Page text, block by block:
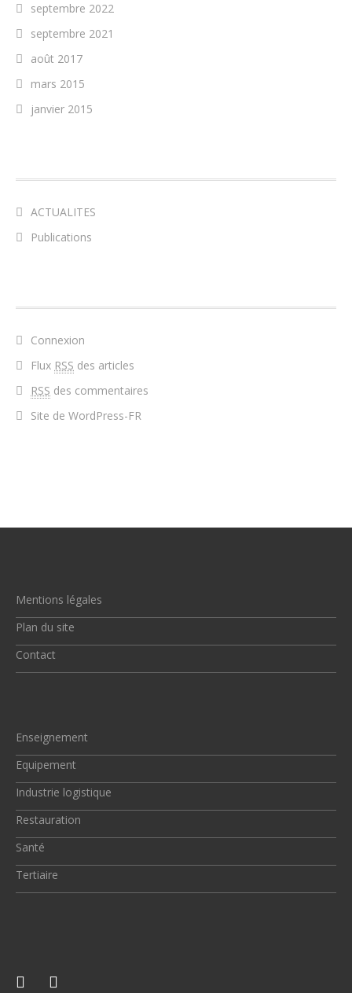
septembre 2022
septembre 2021
août 2017
mars 2015
janvier 2015
ACTUALITES
Publications
Connexion
Flux RSS des articles
RSS des commentaires
Site de WordPress-FR
Mentions légales
Plan du site
Contact
Enseignement
Equipement
Industrie logistique
Restauration
Santé
Tertiaire